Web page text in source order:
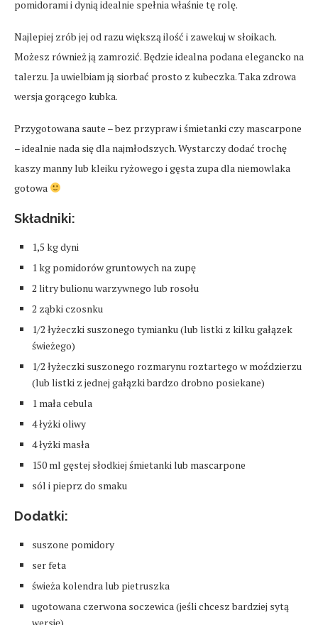
pomidorami i dynią idealnie spełnia właśnie tę rolę.
Najlepiej zrób jej od razu większą ilość i zawekuj w słoikach.
Możesz również ją zamrozić. Będzie idealna podana elegancko na
talerzu. Ja uwielbiam ją siorbać prosto z kubeczka. Taka zdrowa
wersja gorącego kubka.
Przygotowana saute – bez przypraw i śmietanki czy mascarpone
– idealnie nada się dla najmłodszych. Wystarczy dodać trochę
kaszy manny lub kleiku ryżowego i gęsta zupa dla niemowlaka
gotowa
Składniki:
1,5 kg dyni
1 kg pomidorów gruntowych na zupę
2 litry bulionu warzywnego lub rosołu
2 ząbki czosnku
1/2 łyżeczki suszonego tymianku (lub listki z kilku gałązek
świeżego)
1/2 łyżeczki suszonego rozmarynu roztartego w moździerzu
(lub listki z jednej gałązki bardzo drobno posiekane)
1 mała cebula
4 łyżki oliwy
4 łyżki masła
150 ml gęstej słodkiej śmietanki lub mascarpone
sól i pieprz do smaku
Dodatki:
suszone pomidory
ser feta
świeża kolendra lub pietruszka
ugotowana czerwona soczewica (jeśli chcesz bardziej sytą
wersję)